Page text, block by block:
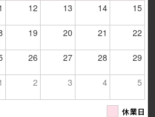
12 13 14 15
19 20 21 22
26 27 28 29
2 3 4 5
休業日